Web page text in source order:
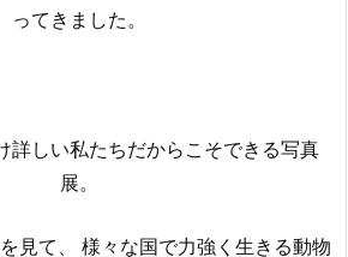
ってきました。
詳しい私たちだからこそできる写真
展。
見て、 様々な国で力強く生きる動物